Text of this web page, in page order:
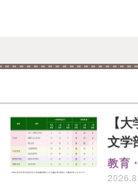
【
文学
教育